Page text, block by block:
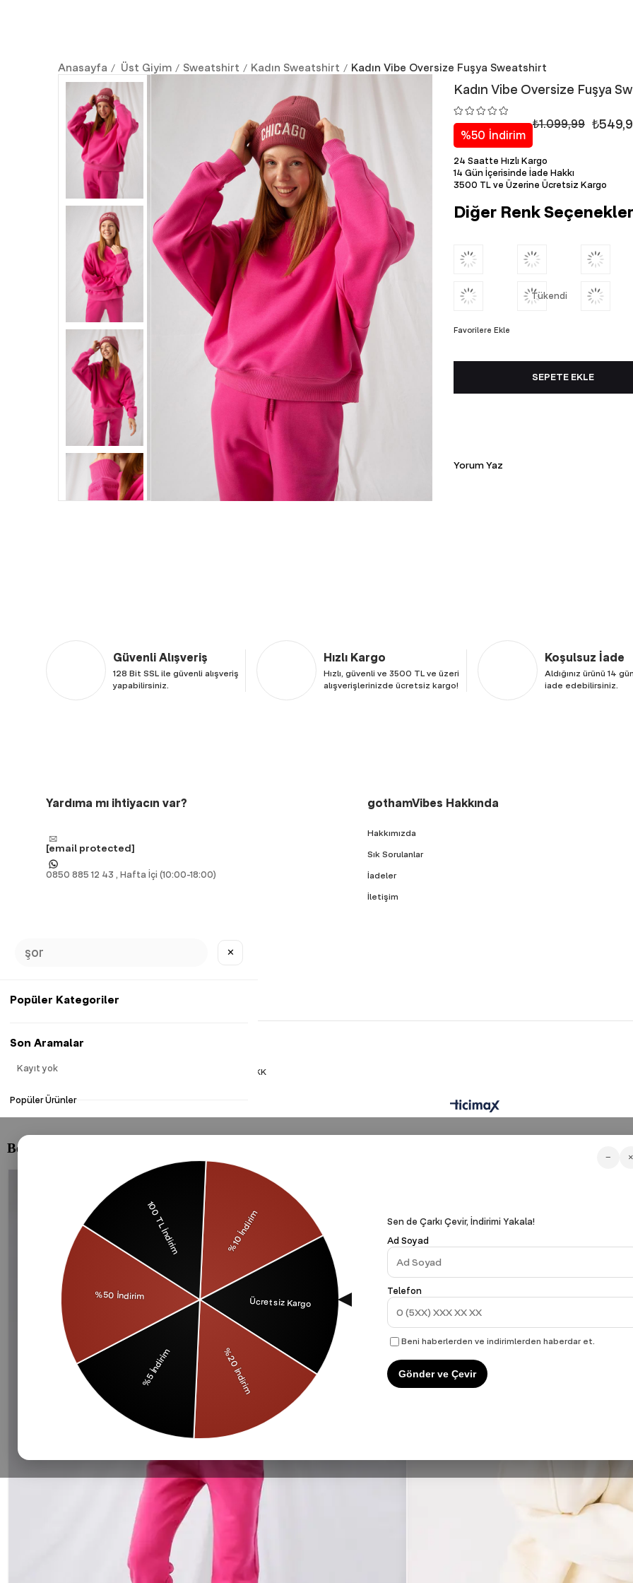
Anasayfa Üst Giyim Sweatshirt Kadın Sweatshirt Kadın Vibe Oversize Fuşya Sweatshirt
Kadın Vibe Oversize Fuşya
%50 İndirim
₺1.099,99
24 Saatte Hızlı Kargo
14 Gün İçerisinde İade Hakkı
3500 TL ve Üzerine Ücretsiz Kargo
Diğer Renk
Tükendi
Favorilere Ekle
Yorum Yaz
Güvenli Alışveriş
128 Bit SSL ile güvenli alışveriş
yapabilirsiniz.
Hızlı Kargo
Hızlı, güvenli ve 3500 TL ve üzeri
alışverişlerinizde ücretsiz kargo!
Koşulsuz İade
Aldığınız ürünü 14
iade edebilirsiniz.
Yardıma mı ihtiyacın var?
[email protected]
0850 885 12 43 , Hafta İçi (10:00-18:00)
gothamVibes Hakkında
Hakkımızda
Sık Sorulanlar
İadeler
İletişim
Gizlilik Politikası KVKK
− ×
Sen de Çarkı Çevir, İndirimi Yakala!
Ad Soyad
Telefon
Beni haberlerden ve indirimlerden haberdar et.
Gönder ve Çevir
✕
Popüler Kategoriler
Son Aramalar
Kayıt yok
Popüler Ürünler